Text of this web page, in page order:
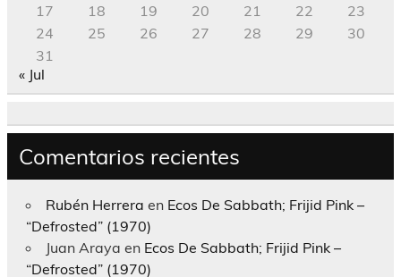
17
18 19 20 21 22
23
24
25 26 27 28 29
30
31
« Jul
Comentarios recientes
Rubén Herrera en Ecos De Sabbath; Frijid Pink –
“Defrosted” (1970)
Juan Araya en Ecos De Sabbath; Frijid Pink –
“Defrosted” (1970)